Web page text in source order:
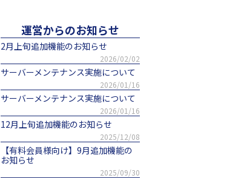
運営からのお知らせ
2月上旬追加機能のお知らせ
2026/02/02
サーバーメンテナンス実施について
2026/01/16
サーバーメンテナンス実施について
2026/01/16
12月上旬追加機能のお知らせ
2025/12/08
【有料会員様向け】9月追加機能の
お知らせ
2025/09/30